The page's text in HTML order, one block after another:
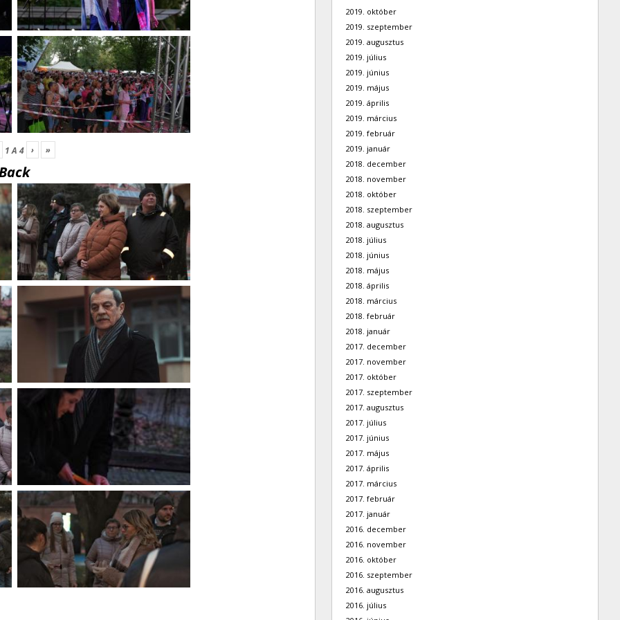
1A 4 › »
2019. október
2019. szeptember
2019. augusztus
2019. július
2019. június
2019. május
2019. április
2019. március
2019. február
2019. január
2018. december
2018. november
2018. október
2018. szeptember
2018. augusztus
2018. július
2018. június
2018. május
2018. április
2018. március
2018. február
2018. január
2017. december
2017. november
2017. október
2017. szeptember
2017. augusztus
2017. július
2017. június
2017. május
2017. április
2017. március
2017. február
2017. január
2016. december
2016. november
2016. október
2016. szeptember
2016. augusztus
2016. július